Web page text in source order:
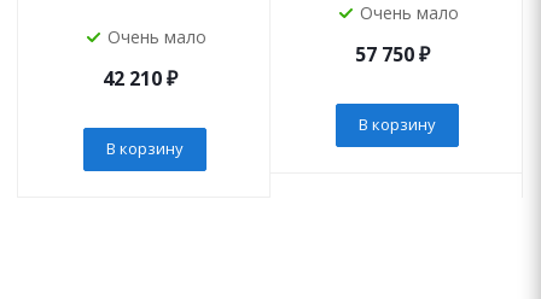
Очень мало
42 210₽
В корзину
Очень мало
57 750₽
В корзину